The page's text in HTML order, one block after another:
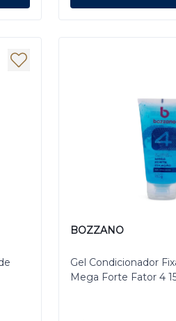
BOZZANO
Gel Condicionador
Mega Forte Fator 4